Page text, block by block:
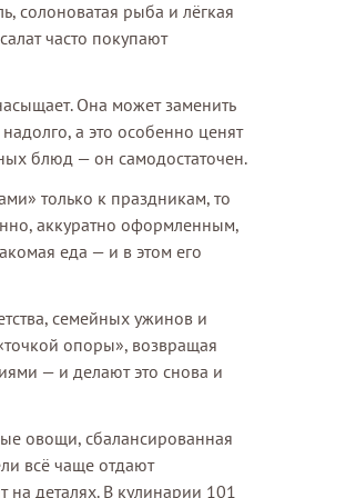
солоноватая рыба и лёгкая
часто покупают
Она может заменить
а это особенно ценят
блюд — он самодостаточен.
только к праздникам, то
аккуратно оформленным,
еда — и в этом его
семейных ужинов и
опоры», возвращая
— и делают это снова и
овощи, сбалансированная
всё чаще отдают
на деталях. В кулинарии 101